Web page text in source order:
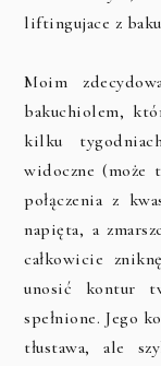
liftingujace z
Moim
bakuchiolem,
kilku
widoczne (może
połączenia z
napięta, a
całkowicie
unosić kontur
spełnione. Jego
tłustawa, ale